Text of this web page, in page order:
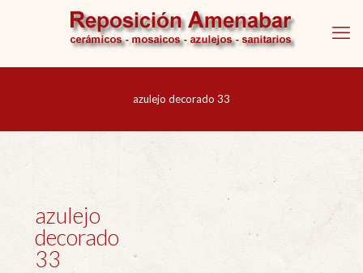
azulejo decorado 33
azulejo
decorado
33